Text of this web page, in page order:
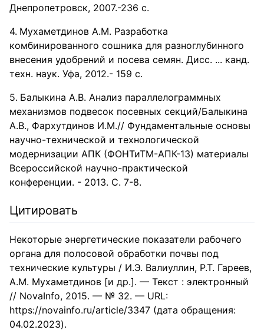
Днепропетровск, 2007.-236 с.
Мухаметдинов А.М. Разработка
комбинированного сошника для разноглубинного
внесения удобрений и посева семян. Дисс. ... канд.
техн. наук. Уфа, 2012.- 159 с.
Балыкина А.В. Анализ параллелограммных
механизмов подвесок посевных секций/Балыкина
А.В., Фархутдинов И.М.// Фундаментальные основы
научно-технической и технологической
модернизации АПК (ФОНТиТМ-АПК-13) материалы
Всероссийской научно-практической
конференции. - 2013. С. 7-8.
Цитировать
Некоторые энергетические показатели рабочего
органа для полосовой обработки почвы под
технические культуры / И.Э. Валиуллин, Р.Т. Гареев,
А.М. Мухаметдинов [и др.]. — Текст : электронный
// NovaInfo, 2015. — № 32. — URL:
https://novainfo.ru/article/3347 (дата обращения:
04.02.2023).